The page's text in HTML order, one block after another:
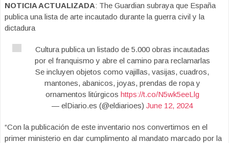
NOTICIA ACTUALIZADA: The Guardian subraya que España
publica una lista de arte incautado durante la guerra civil y la
dictadura
Cultura publica un listado de 5.000 obras incautadas
por el franquismo y abre el camino para reclamarlas
Se incluyen objetos como vajillas, vasijas, cuadros,
mantones, abanicos, joyas, prendas de ropa y
ornamentos litúrgicos https://t.co/N5wk5eeLlg
— elDiario.es (@eldiarioes) June 12, 2024
“Con la publicación de este inventario nos convertimos en el
primer ministerio en dar cumplimento al mandato marcado por la